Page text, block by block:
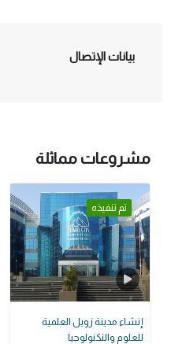
بيانات الإتصال
مشروعات مماثلة
تم تنفيذه
إنشاء مدينة زويل العلمية
للعلوم والتكنولوجيا